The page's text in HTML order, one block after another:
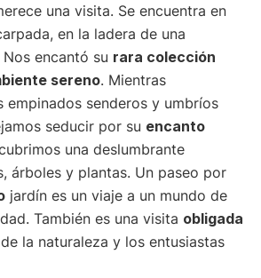
una visita. Se encuentra en
en la ladera de una
encantó su rara colección
sereno. Mientras
empinados senderos y umbríos
seducir por su encanto
una deslumbrante
árboles y plantas. Un paseo por
jardín es un viaje a un mundo de
También es una visita obligada
la naturaleza y los entusiastas